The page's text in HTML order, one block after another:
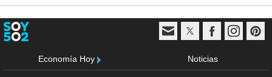
Economía Hoy Noticias